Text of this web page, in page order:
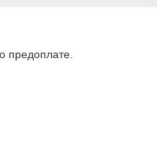
предоплате.